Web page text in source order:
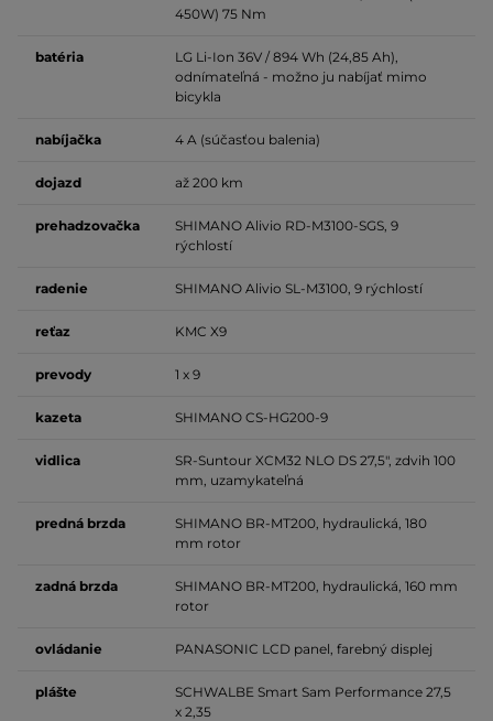
450W) 75 Nm
batéria
LG Li-Ion 36V / 894 Wh (24,85 Ah),
odnímateľná - možno ju nabíjať mimo
bicykla
nabíjačka 4 A (súčasťou balenia)
dojazd až 200 km
prehadzovačka
SHIMANO Alivio RD-M3100-SGS, 9
rýchlostí
radenie SHIMANO Alivio SL-M3100, 9 rýchlostí
reťaz KMC X9
prevody 1 x 9
kazeta SHIMANO CS-HG200-9
vidlica
SR-Suntour XCM32 NLO DS 27,5", zdvih 100
mm, uzamykateľná
predná brzda
SHIMANO BR-MT200, hydraulická, 180
mm rotor
zadná brzda
SHIMANO BR-MT200, hydraulická, 160 mm
rotor
ovládanie PANASONIC LCD panel, farebný displej
plášte
SCHWALBE Smart Sam Performance 27,5
x 2,35